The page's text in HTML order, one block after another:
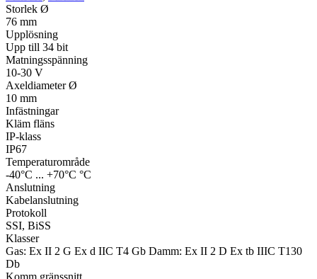
Storlek Ø
76 mm
Upplösning
Upp till 34 bit
Matningsspänning
10-30 V
Axeldiameter Ø
10 mm
Infästningar
Kläm fläns
IP-klass
IP67
Temperaturområde
-40°C ... +70°C °C
Anslutning
Kabelanslutning
Protokoll
SSI, BiSS
Klasser
Gas: Ex II 2 G Ex d IIC T4 Gb Damm: Ex II 2 D Ex tb IIIC T130
Db
Komm.gränssnitt